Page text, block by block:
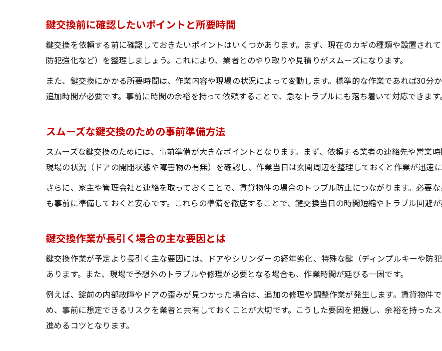
鍵交換前に確認したいポイントと所要時間
鍵交換を依頼する前に確認しておきたいポイントはいくつかあります。まず、現在のカギの種類や設置され
防犯強化など）を整理しましょう。これにより、業者とのやり取りや見積りがスムーズになります。
また、鍵交換にかかる所要時間は、作業内容や現場の状況によって変動します。標準的な作業であれば30分
追加時間が必要です。事前に時間の余裕を持って依頼することで、急なトラブルにも落ち着いて対応できます
スムーズな鍵交換のための事前準備方法
スムーズな鍵交換のためには、事前準備が大きなポイントとなります。まず、依頼する業者の連絡先や営業
現場の状況（ドアの開閉状態や障害物の有無）を確認し、作業当日は玄関周辺を整理しておくと作業が迅速に
さらに、家主や管理会社と連絡を取っておくことで、賃貸物件の場合のトラブル防止につながります。必要
も事前に準備しておくと安心です。これらの準備を徹底することで、鍵交換当日の時間短縮やトラブル回避が
鍵交換作業が長引く場合の主な要因とは
鍵交換作業が予定より長引く主な要因には、ドアやシリンダーの経年劣化、特殊な鍵（ディンプルキーや防
あります。また、現場で予想外のトラブルや修理が必要となる場合も、作業時間が延びる一因です。
例えば、錠前の内部故障やドアの歪みが見つかった場合は、追加の修理や調整作業が発生します。賃貸物件
め、事前に想定できるリスクを業者と共有しておくことが大切です。こうした要因を把握し、余裕を持った
進めるコツとなります。